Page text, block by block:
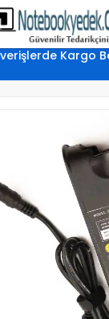
Kargo